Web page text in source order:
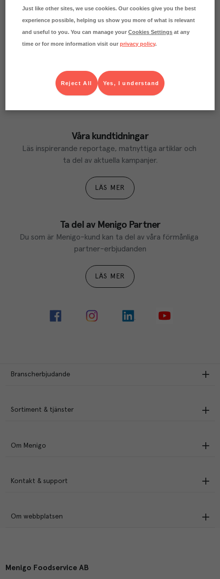
Läs mer om hur vi beräknar klimatavtryck
Våra kundtidningar
Läs inspirerande reportage, matnyttiga artiklar och
ta del av aktuella kampanjer.
LÄS MER
Ta del av Menigo Partner
Du som är Menigo-kund kan ta del av våra förmånliga
partner-erbjudanden
LÄS MER
Branscherbjudande
Sortiment & tjänster
Om Menigo
Kontakt & support
Om webbplatsen
Menigo Foodservice AB
Just like other sites, we use cookies. Our cookies give you the best
experience possible, helping us show you more of what is relevant
and useful to you. You can manage yourCookies Settings at any
time or for more information visit ourprivacy policy.
Yes, I understand
Reject All